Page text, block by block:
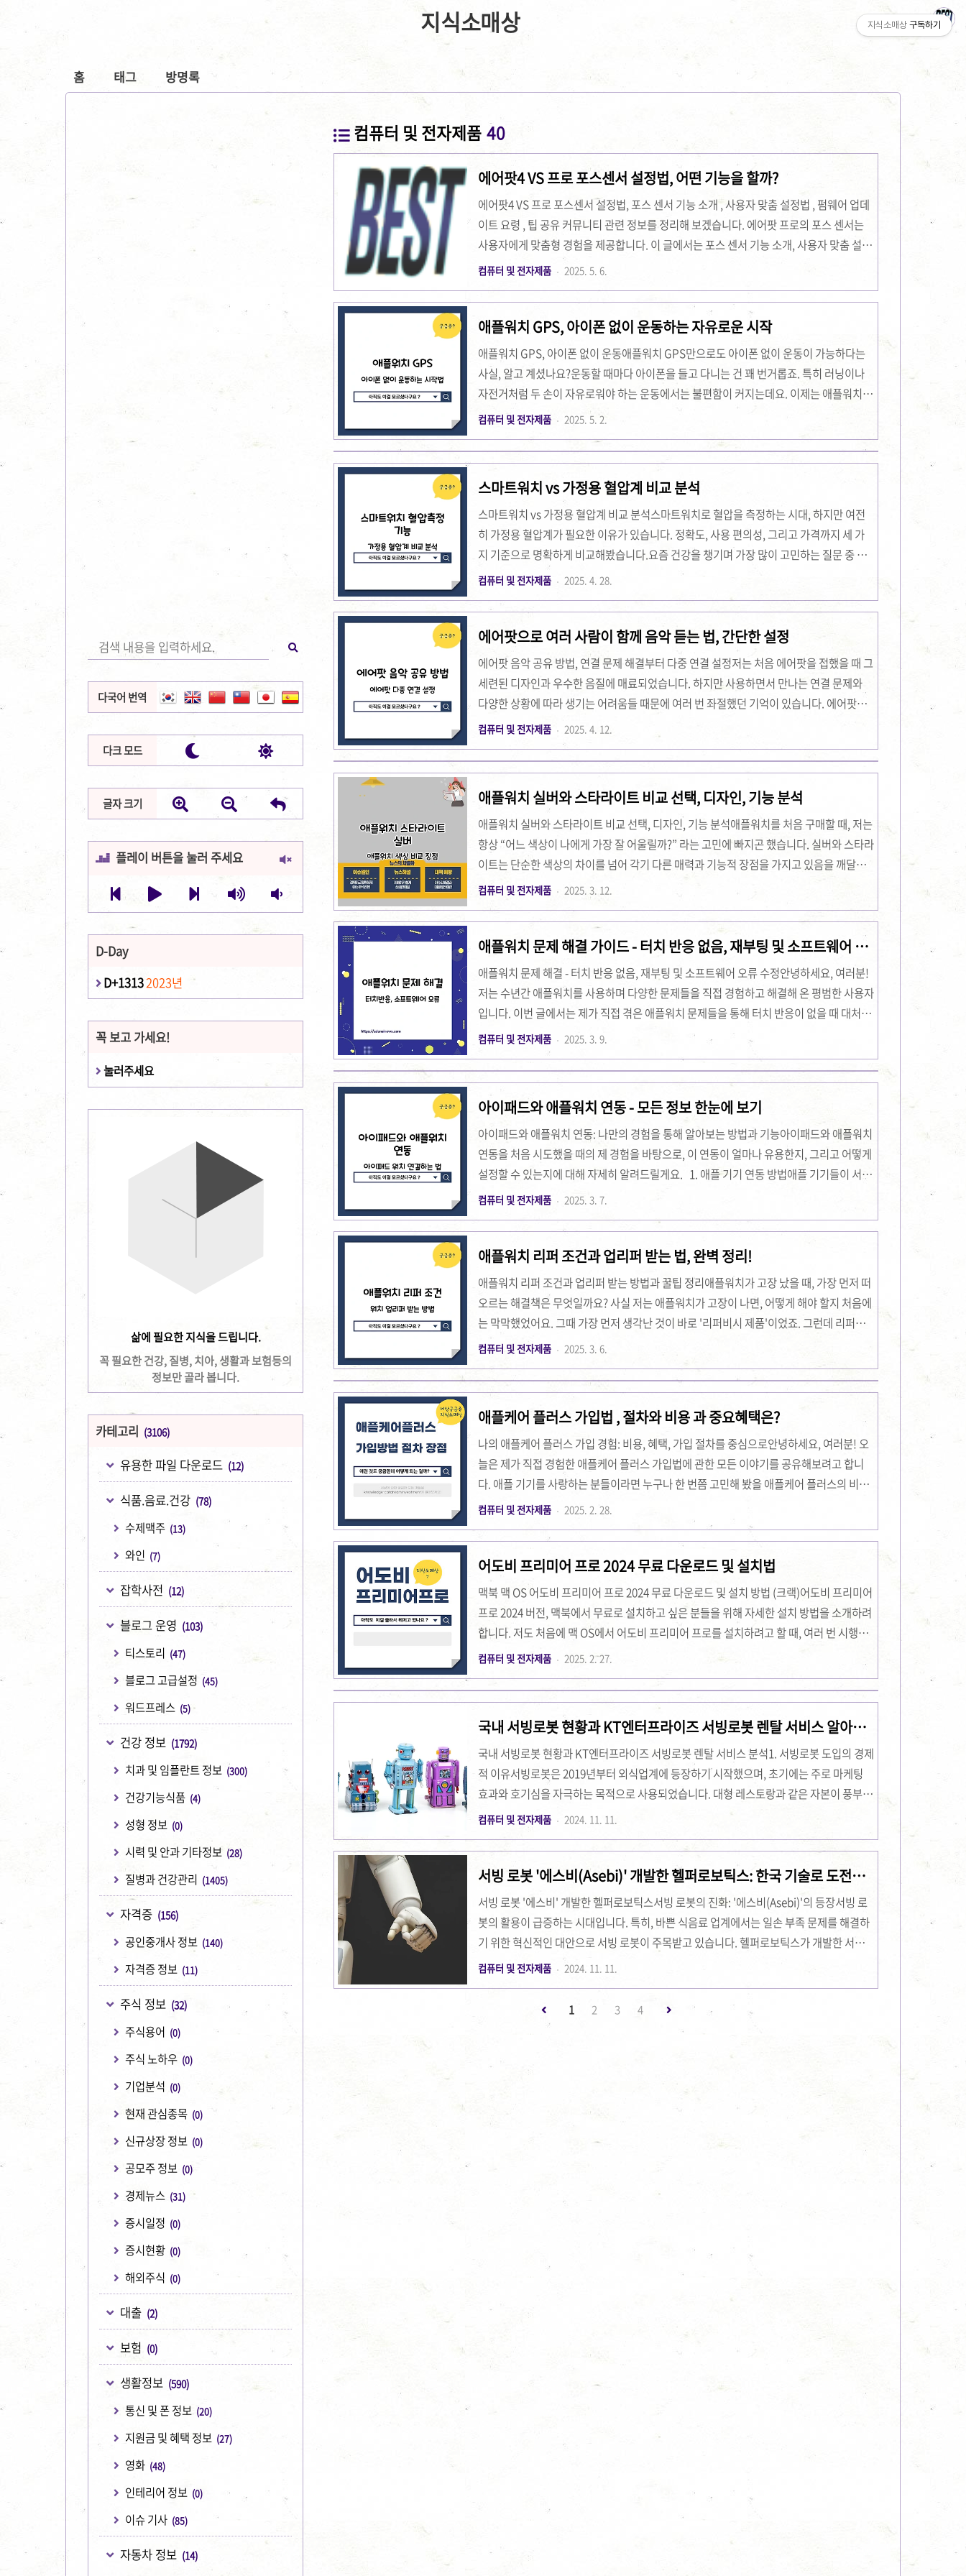
지식소매상
홈 태그 방명록
다국어 번역
다크 모드  
글자 크기   
 플레이 버튼을 눌러 주세요 
    
D-Day
D+13132023년
꼭 보고 가세요!
눌러주세요
삶에 필요한 지식을 드립니다.
꼭 필요한 건강, 질병, 치아, 생활과 보험등의
정보만 골라 봅니다.
카테고리 (3106)
유용한 파일 다운로드 (12)
식품.음료.건강 (78)
수제맥주 (13)
와인 (7)
잡학사전 (12)
블로그 운영 (103)
티스토리 (47)
블로그 고급설정 (45)
워드프레스 (5)
건강 정보 (1792)
치과 및 임플란트 정보 (300)
건강기능식품 (4)
성형 정보 (0)
시력 및 안과 기타정보 (28)
질병과 건강관리 (1405)
자격증 (156)
공인중개사 정보 (140)
자격증 정보 (11)
주식 정보 (32)
주식용어 (0)
주식 노하우 (0)
기업분석 (0)
현재 관심종목 (0)
신규상장 정보 (0)
공모주 정보 (0)
경제뉴스 (31)
증시일정 (0)
증시현황 (0)
해외주식 (0)
대출 (2)
보험 (0)
생활정보 (590)
통신 및 폰 정보 (20)
지원금 및 혜택 정보 (27)
영화 (48)
인테리어 정보 (0)
이슈 기사 (85)
자동차 정보 (14)
컴퓨터 및 전자제품 40
에어팟4 VS 프로 포스센서 설정법, 어떤 기능을 할까?
에어팟4 VS 프로 포스센서 설정법, 포스 센서 기능 소개 , 사용자 맞춤 설정법 , 펌웨어 업데
이트 요령 , 팁 공유 커뮤니티 관련 정보를 정리해 보겠습니다. 에어팟 프로의 포스 센서는
사용자에게 맞춤형 경험을 제공합니다. 이 글에서는 포스 센서 기능 소개, 사용자 맞춤 설정
법, 펌웨어 업데이트 요령, 그리고 팁 공유 커뮤니티에 대해 자세히 알아보겠습니다. 포스
을 눌렀을 때 다양한 기능을 수행합니다. 예를 들어, 음악 재생, 일시 정지, 전화 응답 등을 손
쉽게 제어할 수 있습니다. 포스 센서를 활용하면 귀찮은 조작 없이 간편하게 음악을 즐길 수
있습니다. 이 기능은 특히 운동 중이나 이동 중에 유용합니다. 미세한 ..
컴퓨터 및 전자제품 2025. 5. 6.
애플워치 GPS, 아이폰 없이 운동하는 자유로운 시작
애플워치 GPS, 아이폰 없이 운동애플워치 GPS만으로도 아이폰 없이 운동이 가능하다는
사실, 알고 계셨나요?운동할 때마다 아이폰을 들고 다니는 건 꽤 번거롭죠. 특히 러닝이나
자전거처럼 두 손이 자유로워야 하는 운동에서는 불편함이 커지는데요. 이제는 애플워치만
착용하고도 GPS 기록, 운동 측정, 음악까지 자유롭게 이용할 수 있는 시대가 왔습니다. 이
하는 팁까지 알려드릴게요. 기술이 바꾸는 나의 운동 루틴, 지금 바로 경험해보세요!애플워
애플워치는 아이폰이 없으면 제대로 사용할 수 없다고 오해하곤 합니다. 하지만 애플워..
컴퓨터 및 전자제품 2025. 5. 2.
스마트워치 vs 가정용 혈압계 비교 분석
스마트워치 vs 가정용 혈압계 비교 분석스마트워치로 혈압을 측정하는 시대, 하지만 여전
히 가정용 혈압계가 필요한 이유가 있습니다. 정확도, 사용 편의성, 그리고 가격까지 세 가
지 기준으로 명확하게 비교해봤습니다.요즘 건강을 챙기며 가장 많이 고민하는 질문 중 하
나는 바로 ‘스마트워치로 혈압을 정확히 측정할 수 있을까?’입니다. 저 역시 이 고민으로 한
마트워치 vs 가정용 혈압계 더 알아보기 스마트워치 vs 가정용 혈압계 상세 바로가기1. 측
정 정확도 차이 - 누가 더 신뢰할 수 있을까?제가 처음 스마트워치로 혈압을 측정했을 때, 솔
직히 기대 반 의심 반이었어요. 기존에 사용하던 가정용 혈압계와 차이를 비교해보니..
컴퓨터 및 전자제품 2025. 4. 28.
에어팟으로 여러 사람이 함께 음악 듣는 법, 간단한 설정
에어팟 음악 공유 방법, 연결 문제 해결부터 다중 연결 설정저는 처음 에어팟을 접했을 때 그
세련된 디자인과 우수한 음질에 매료되었습니다. 하지만 사용하면서 만나는 연결 문제와
다양한 상황에 따라 생기는 어려움들 때문에 여러 번 좌절했던 기억이 있습니다. 에어팟을
통해 음악을 공유하는 과정에서 겪은 시행착오와 깨달음을 바탕으로, 이번 글에서는 에어
팟 연결 문제 해결법, 여러 사람이 함께 음악 듣기, 그리고 에어팟 다중 연결 설정 팁에 대해
자세하게 설명드리려고 합니다. 오늘 제가 나누는 경험과 노하우가 여러분들에게 큰 도움
다. 에어팟 음악 공유 상세 바로가기 에어팟 연결 문제 해결법제가 에어팟을 사용하면서
겪은 가..
컴퓨터 및 전자제품 2025. 4. 12.
애플워치 실버와 스타라이트 비교 선택, 디자인, 기능 분석
애플워치 실버와 스타라이트 비교 선택, 디자인, 기능 분석애플워치를 처음 구매할 때, 저는
항상 “어느 색상이 나에게 가장 잘 어울릴까?” 라는 고민에 빠지곤 했습니다. 실버와 스타라
이트는 단순한 색상의 차이를 넘어 각기 다른 매력과 기능적 장점을 가지고 있음을 깨달았
던 기억이 생생합니다. 이 글에서는 제가 직접 경험한 애플워치 실버와 스타라이트의 장단
점을 모델 선택 시 고려사항, 디자인 비교, 그리고 기능 차이 분석 측면에서 자세히 공유해
보려고 합니다. 우선, 애플워치를 선택할 때는 사용자 개개인의 생활 패턴, 스타일, 그리고
기대되는 기능들이 무엇인지 꼼꼼히 따져봐야 한다고 생각합니다. 제품을 직접 사용해본
제 경험을 바탕으로, 두 가지 색상이 어떻게 서로 다르게 느껴졌는지, 그리고 이를 선택하는
..
컴퓨터 및 전자제품 2025. 3. 12.
애플워치 문제 해결 가이드 - 터치 반응 없음, 재부팅 및 소프트웨어 오
류
애플워치 문제 해결 - 터치 반응 없음, 재부팅 및 소프트웨어 오류 수정안녕하세요, 여러분!
저는 수년간 애플워치를 사용하며 다양한 문제들을 직접 경험하고 해결해 온 평범한 사용자
입니다. 이번 글에서는 제가 직접 겪은 애플워치 문제들을 통해 터치 반응이 없을 때 대처하
는 방법, 애플워치의 재부팅 방법, 그리고 소프트웨어 오류 수정에 관한 자세한 해결법을 공
유하고자 합니다. 무엇보다도 이 글은 경험에서 우러나온 생생한 팁과 솔루션들을 담아, 애
플워치 사용자분들께 조금이나마 도움이 되고자 하는 마음에서 작성하게 되었습니다. 이
글을 통해 여러분이 원하는 정보를 쉽게 찾으실 수 있기를 바라며, 제가 직접 사용하면서 느
낀 감정과 고민들을 솔직하게 풀어내겠습니다. 애플워치 터치 반응 없음 문제 해결법애플
워치..
컴퓨터 및 전자제품 2025. 3. 9.
아이패드와 애플워치 연동 - 모든 정보 한눈에 보기
아이패드와 애플워치 연동: 나만의 경험을 통해 알아보는 방법과 기능아이패드와 애플워치
연동을 처음 시도했을 때의 제 경험을 바탕으로, 이 연동이 얼마나 유용한지, 그리고 어떻게
설정할 수 있는지에 대해 자세히 알려드릴게요. 1. 애플 기기 연동 방법애플 기기들이 서로
연동되는 과정을 처음에는 조금 복잡하게 느꼈지만, 실제로 해보니 그만큼 매끄럽고 효율
간의 연동을 위해선 두 기기가 동일한 Apple ID로 연결되어 있어야 하며, Bluetooth와 Wi-
Fi가 활성화되어 있어야 합니다. 설정 과정에서 애플워치를 처음 연결할 때 아이패드의 화
면에 자동으로 나타나는 애플워치 알림을 확인하고, 화면에 나타나는 지침에 따라 연..
컴퓨터 및 전자제품 2025. 3. 7.
애플워치 리퍼 조건과 업리퍼 받는 법, 완벽 정리!
애플워치 리퍼 조건과 업리퍼 받는 방법과 꿀팁 정리애플워치가 고장 났을 때, 가장 먼저 떠
오르는 해결책은 무엇일까요? 사실 저는 애플워치가 고장이 나면, 어떻게 해야 할지 처음에
는 막막했었어요. 그때 가장 먼저 생각난 것이 바로 '리퍼비시 제품'이었죠. 그런데 리퍼비
시 제품이 무엇인지, 그리고 그 조건이 무엇인지 잘 몰라서 여러 가지를 검색하느라 시간이
서 조금 혼란스럽기도 했어요. 그런 경험을 토대로, 이번 글에서는 애플워치 리퍼 조건에 대
결할 수 있어요. 애플 제품은 고장이 나거나 문제가 생겼을 때, 리퍼비시 제품을 통해 ..
컴퓨터 및 전자제품 2025. 3. 6.
애플케어 플러스 가입법 , 절차와 비용 과 중요혜택은?
나의 애플케어 플러스 가입 경험: 비용, 혜택, 가입 절차를 중심으로안녕하세요, 여러분! 오
늘은 제가 직접 경험한 애플케어 플러스 가입법에 관한 모든 이야기를 공유해보려고 합니
다. 애플 기기를 사랑하는 분들이라면 누구나 한 번쯤 고민해 봤을 애플케어 플러스의 비용,
혜택, 그리고 가입 절차를 꼼꼼하게 정리해 보았습니다.사실 저도 처음에는 애플케어 플러
스에 대해 잘 몰라서 혼란스러웠던 기억이 있습니다. 하지만 직접 알아보고 가입을 진행하
면서 느낀 점들을 여러분께 생생하게 전달드리고자 합니다. 애플케어 플러스 비용애플케
어 플러스 비용은 기종에 따라 다르게 책정됩니다. 제가 실제로 가입할 때는 기기의 종류와
모델별 기준을 꼼꼼히 비교했습니다. 비용 구조는 단순히 가격만 결정되는 것이 아니라, 기
기의 보증 기..
컴퓨터 및 전자제품 2025. 2. 28.
어도비 프리미어 프로 2024 무료 다운로드 및 설치법
맥북 맥 OS 어도비 프리미어 프로 2024 무료 다운로드 및 설치 방법 (크랙)어도비 프리미어
프로 2024 버전, 맥북에서 무료로 설치하고 싶은 분들을 위해 자세한 설치 방법을 소개하려
합니다. 저도 처음에 맥 OS에서 어도비 프리미어 프로를 설치하려고 할 때, 여러 번 시행착
오를 겪었는데요. 그 과정을 공유하면서 여러분이 더 쉽게 설치할 수 있도록 도와드릴게
먼저 프로그램을 다운로드하여야 합니다. 저는 맥북에서 사용하고자 해서, MacOS에 최적
화된 버전을 다운로드하였어요. 프리미어프로 맥 무료 다운로드하기 2. 프리미어 프로
프로그램 선택어도비 프리미어 프로를 설치할 때 가장 중요한 점은 프로그램 ..
컴퓨터 및 전자제품 2025. 2. 27.
국내 서빙로봇 현황과 KT엔터프라이즈 서빙로봇 렌탈 서비스 알아보
자
국내 서빙로봇 현황과 KT엔터프라이즈 서빙로봇 렌탈 서비스 분석1. 서빙로봇 도입의 경제
적 이유서빙로봇은 2019년부터 외식업계에 등장하기 시작했으며, 초기에는 주로 마케팅
효과와 호기심을 자극하는 목적으로 사용되었습니다. 대형 레스토랑과 같은 자본이 풍부한
업체들이 먼저 서빙로봇을 도입하면서 주목을 받기 시작했습니다. 그러나 시간이 지나면서
중요한 역할을 하고 있습니다. 서빙로봇의 도입 이유 중 가장 큰 이유는 점원의 노동 강도
저하입니다. 외식업체의 서빙 직원들은 음식을 담은 무거운 용기를 실어나르는 등 고강도
의 업무를 수행하게 되며, 이는 장시간 근무와 장기 근속을 어렵게 만듭니다. 서빙로봇은 이
런 고된 업무를 ..
컴퓨터 및 전자제품 2024. 11. 11.
서빙 로봇 '에스비(Asebi)' 개발한 헬퍼로보틱스: 한국 기술로 도전하
는 로봇
서빙 로봇 '에스비' 개발한 헬퍼로보틱스서빙 로봇의 진화: '에스비(Asebi)'의 등장서빙 로
봇의 활용이 급증하는 시대입니다. 특히, 바쁜 식음료 업계에서는 일손 부족 문제를 해결하
기 위한 혁신적인 대안으로 서빙 로봇이 주목받고 있습니다. 헬퍼로보틱스가 개발한 서빙
로봇 '에스비(Asebi)'는 기존 로봇들이 가진 단점들을 개선하여 새로운 시장을 개척하고 있
합니다.서빙 로봇을 도입하면 인건비 절감은 물론, 식음료 업계에서 발생하는 다양한 문제
들을 해결할 수 있는 잠재력을 가지고 있습니다. 하지만 현재 한국 시장에서 서빙 로봇의
수..
컴퓨터 및 전자제품 2024. 11. 11.
1 2 3 4
지식소매상 구독하기